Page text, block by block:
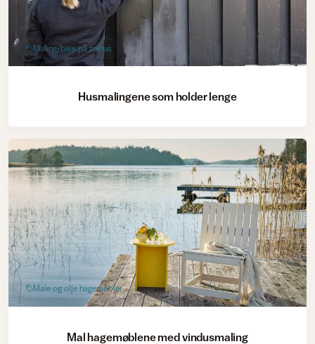
Maling/beis på trehus
Husmalingene som holder lenge
Male og olje hagemøbler
Mal hagemøblene med vindusmaling